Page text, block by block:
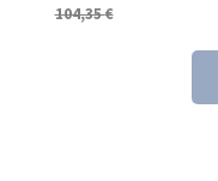
104,35€